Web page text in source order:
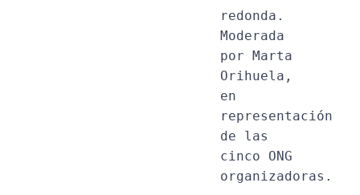
redonda.
Moderada
por Marta
Orihuela,
en
representación
de las
cinco ONG
organizadoras.